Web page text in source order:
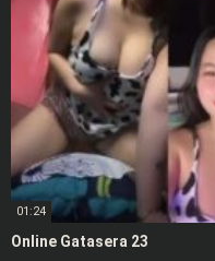
01:24
Online Gatasera 23